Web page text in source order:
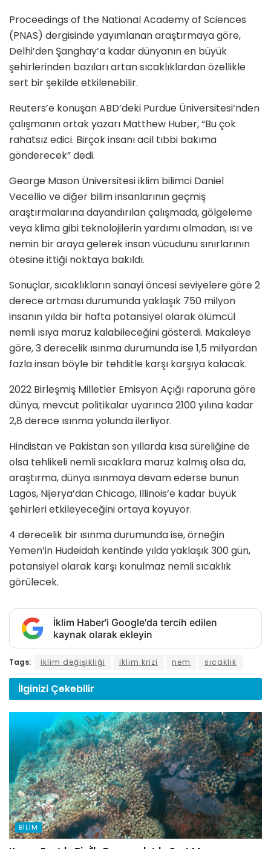
Proceedings of the National Academy of Sciences
(PNAS) dergisinde yayımlanan araştırmaya göre,
Delhi’den Şanghay’a kadar dünyanın en büyük
şehirlerinden bazıları artan sıcaklıklardan özellikle
sert bir şekilde etkilenebilir.
Reuters’e konuşan ABD’deki Purdue Üniversitesi‘nden
çalışmanın ortak yazarı Matthew Huber, “Bu çok
rahatsız edici. Birçok insanı acil tıbbi bakıma
gönderecek” dedi.
George Mason Üniversitesi iklim bilimci Daniel
Vecellio ve diğer bilim insanlarının geçmiş
araştırmalarına dayandırılan çalışmada, gölgeleme
veya klima gibi teknolojilerin yardımı olmadan, ısı ve
nemin bir araya gelerek insan vücudunu sınırlarının
ötesine ittiği noktaya bakıldı.
Sonuçlar, sıcaklıkların sanayi öncesi seviyelere göre 2
derece artması durumunda yaklaşık 750 milyon
insanın yılda bir hafta potansiyel olarak ölümcül
nemli ısıya maruz kalabileceğini gösterdi. Makaleye
göre, 3 derecelik ısınma durumunda ise 1,5 milyardan
fazla insan böyle bir tehditle karşı karşıya kalacak.
2022 Birleşmiş Milletler Emisyon Açığı raporuna göre
dünya, mevcut politikalar uyarınca 2100 yılına kadar
2,8 derece ısınma yolunda ilerliyor.
Hindistan ve Pakistan son yıllarda kısa süreliğine de
olsa tehlikeli nemli sıcaklara maruz kalmış olsa da,
araştırma, dünya ısınmaya devam ederse bunun
Lagos, Nijerya’dan Chicago, Illinois’e kadar büyük
şehirleri etkileyeceğini ortaya koyuyor.
4 derecelik bir ısınma durumunda ise, örneğin
Yemen’in Hudeidah kentinde yılda yaklaşık 300 gün,
potansiyel olarak karşı konulmaz nemli sıcaklık
görülecek.
İklim Haber'i Google'da tercih edilen
kaynak olarak ekleyin
Tags: iklim değişikliği iklim krizi nem sıcaklık
İlginizi Çekebilir
BILIM